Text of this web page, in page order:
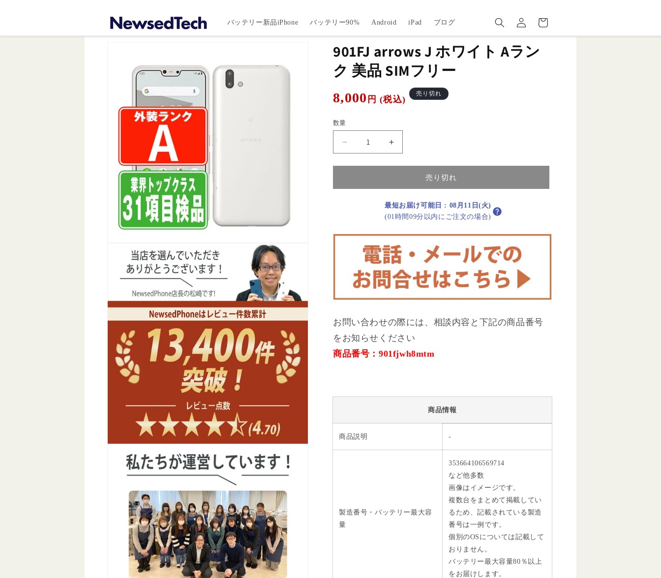
バッテリー新品iPhone バッテリー90% Android iPad ブログ
グ
イ
ー
ト
901FJ arrows J ホワイト Aラン
ク 美品 SIMフリー
通
価
格
8,000 円 (税込)
売り切れ
数量
901FJ
arrows
J
ワ
ラ
リ
ー
の
数
ら
901FJ
arrows
J
ワ
イ
ト
ラ
ン
ク
美
品
リ
ー
の
数
や
売り切れ
最短お届け可能日 : 08月11日(火)
(01時間09分以内にご注文の場合)
お問い合わせの際には、相談内容と下記の商品番号
をお知らせください
商品番号：901fjwh8mtm
商品情報
商品説明 -
製造番号・バッテリー最大容
量
353664106569714
など他多数
画像はイメージです。
複数台をまとめて掲載してい
るため、記載されている製造
番号は一例です。
個別のOSについては記載して
おりません。
バッテリー最大容量80％以上
をお届けします。